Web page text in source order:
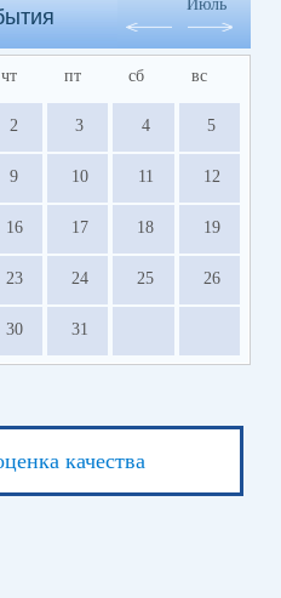
Июль
чт пт сб вс
2 3 4 5
9 10 11 12
16 17 18 19
23 24 25 26
30 31
качества